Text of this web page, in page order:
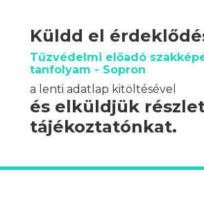
Küldd el
Tűzvédelmi előadó
tanfolyam - Sopron
a lenti adatlap kitöltésével
és elküldjük
tájékoztatónkat.